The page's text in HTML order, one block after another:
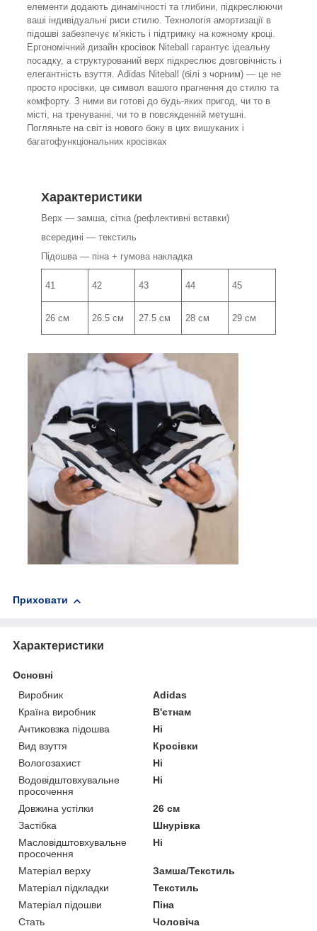
елементи додають динамічності та глибини, підкреслюючи
ваші індивідуальні риси стилю. Технологія амортизації в
підошві забезпечує м'якість і підтримку на кожному кроці.
Ергономічний дизайн кросівок Niteball гарантує ідеальну
посадку, а структурований верх підкреслює довговічність і
елегантність взуття. Adidas Niteball (білі з чорним) — це не
просто кросівки, це символ вашого прагнення до стилю та
комфорту. З ними ви готові до будь-яких пригод, чи то в
місті, на тренуванні, чи то в повсякденній метушні.
Погляньте на світ із нового боку в цих вишуканих і
багатофункціональних кросівках
Характеристики
Верх — замша, сітка (рефлективні вставки)
всередині — текстиль
Підошва — піна + гумова накладка
41 42 43 44 45
26 см 26.5 см 27.5 см 28 см 29 см
Приховати
Характеристики
Основні
Виробник
Adidas
Країна виробник
В'єтнам
Антиковзка підошва
Ні
Вид взуття
Кросівки
Вологозахист
Ні
Водовідштовхувальне
просочення
Ні
Довжина устілки
26 см
Застібка
Шнурівка
Масловідштовхувальне
просочення
Ні
Матеріал верху
Замша/Текстиль
Матеріал підкладки
Текстиль
Матеріал підошви
Піна
Стать
Чоловіча